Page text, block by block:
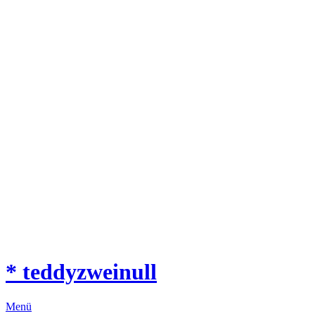
* teddyzweinull
Menü